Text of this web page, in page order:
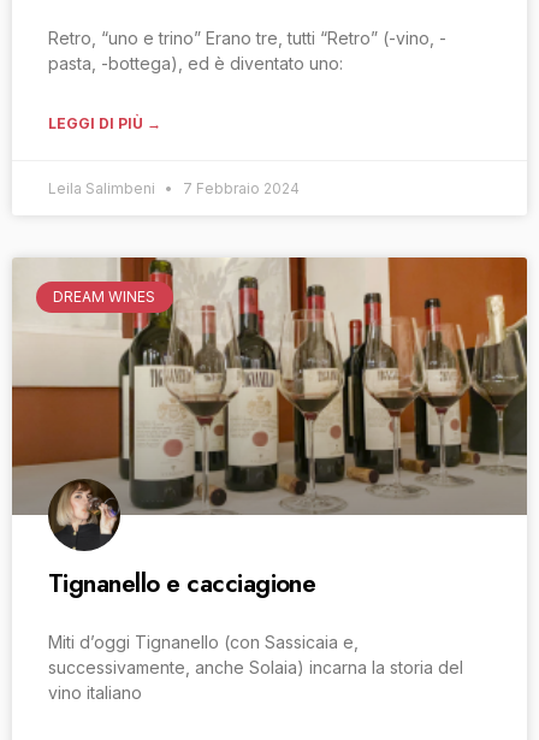
Retro, “uno e trino” Erano tre, tutti “Retro” (-vino, -
pasta, -bottega), ed è diventato uno:
LEGGI DI PIÙ →
Leila Salimbeni 7 Febbraio 2024
DREAM WINES
Tignanello e cacciagione
Miti d’oggi Tignanello (con Sassicaia e,
successivamente, anche Solaia) incarna la storia del
vino italiano